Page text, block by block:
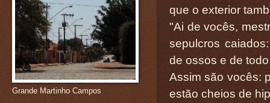
que o exterior
"Ai de vocês,
sepulcros
de ossos e de
Assim são vocês:
estão cheios de
Grande Martinho Campos